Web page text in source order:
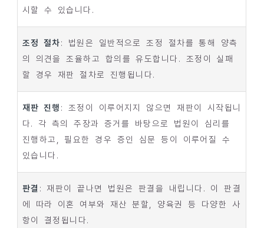
시할 수 있습니다.
조정 절차: 법원은 일반적으로 조정 절차를 통해 양측
의 의견을 조율하고 합의를 유도합니다. 조정이 실패
할 경우 재판 절차로 진행됩니다.
재판 진행 : 조정이 이루어지지 않으면 재판이 시작됩니
다. 각 측의 주장과 증거를 바탕으로 법원이 심리를
진행하고, 필요한 경우 증인 심문 등이 이루어질 수
있습니다.
판결 : 재판이 끝나면 법원은 판결을 내립니다. 이 판결
에 따라 이혼 여부와 재산 분할, 양육권 등 다양한 사
항이 결정됩니다.